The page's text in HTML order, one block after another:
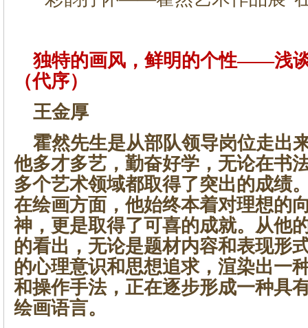
独特的画风，鲜明的个性——浅
（代序）
王金厚
霍然先生是从部队领导岗位走出
他多才多艺，勤奋好学，无论在书
多个艺术领域都取得了突出的成绩
在绘画方面，他始终本着对理想的
神，更是取得了可喜的成就。从他
的看出，无论是题材内容和表现形
的心理意识和思想追求，渲染出一
和操作手法，正在逐步形成一种具
绘画语言。